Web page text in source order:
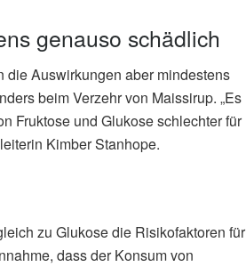
genauso schädlich
Auswirkungen aber mindestens
beim Verzehr von Maissirup. „Es
Fruktose und Glukose schlechter für
Kimber Stanhope.
zu Glukose die Risikofaktoren für
dass der Konsum von